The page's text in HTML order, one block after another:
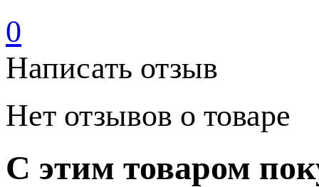
0
Написать отзыв
Нет отзывов о товаре
С этим товаром